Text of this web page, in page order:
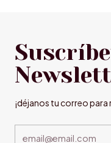
¡déjanos tu correo